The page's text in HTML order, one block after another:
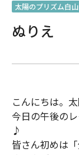
太陽のプリズム白山
ぬりえ
こんにちは。
今日の午後の
♪
皆さん初めは